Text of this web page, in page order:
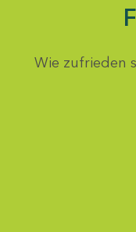
Wie zufrieden